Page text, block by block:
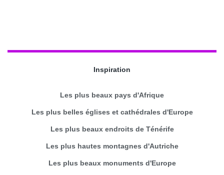
Inspiration
Les plus beaux pays d'Afrique
Les plus belles églises et cathédrales d'Europe
Les plus beaux endroits de Ténérife
Les plus hautes montagnes d'Autriche
Les plus beaux monuments d'Europe